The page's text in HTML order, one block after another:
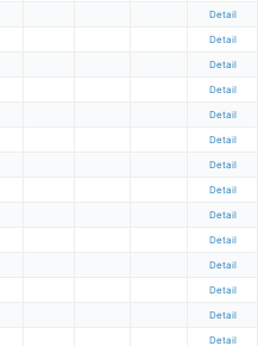
Detail
Detail
Detail
Detail
Detail
Detail
Detail
Detail
Detail
Detail
Detail
Detail
Detail
Detail